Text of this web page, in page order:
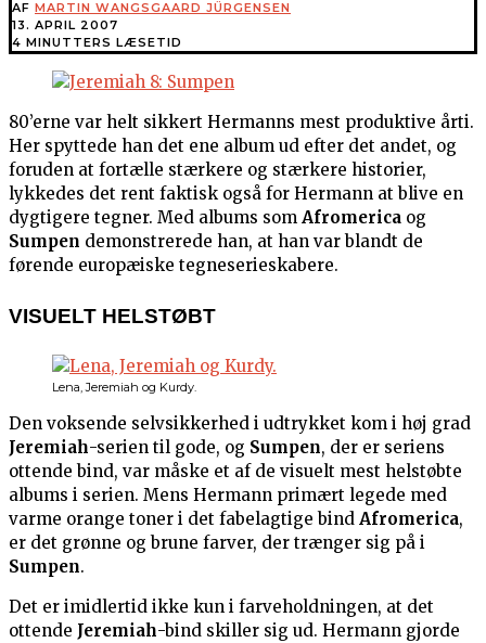
AF MARTIN WANGSGAARD JÜRGENSEN
13. APRIL 2007
4 MINUTTERS LÆSETID
80’erne var helt sikkert Hermanns mest produktive årti.
Her spyttede han det ene album ud efter det andet, og
foruden at fortælle stærkere og stærkere historier,
lykkedes det rent faktisk også for Hermann at blive en
dygtigere tegner. Med albums som Afromerica og
Sumpen demonstrerede han, at han var blandt de
førende europæiske tegneserieskabere.
VISUELT HELSTØBT
Lena, Jeremiah og Kurdy.
Den voksende selvsikkerhed i udtrykket kom i høj grad
Jeremiah-serien til gode, og Sumpen, der er seriens
ottende bind, var måske et af de visuelt mest helstøbte
albums i serien. Mens Hermann primært legede med
varme orange toner i det fabelagtige bind Afromerica,
er det grønne og brune farver, der trænger sig på i
Sumpen.
Det er imidlertid ikke kun i farveholdningen, at det
ottende Jeremiah-bind skiller sig ud. Hermann gjorde